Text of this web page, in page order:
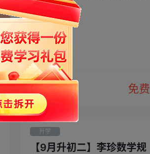
询通道
时间：随到随学
有道升学规划师
已有 114人购买 免费
升学
【9月升初二】李珍数学规